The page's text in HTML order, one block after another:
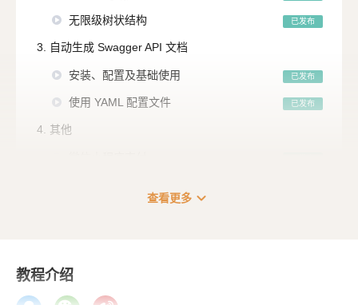
无限级树状结构 已发布
3. 自动生成 Swagger API 文档
安装、配置及基础使用 已发布
使用 YAML 配置文件 已发布
4. 其他
查看更多 expand_more
教程介绍